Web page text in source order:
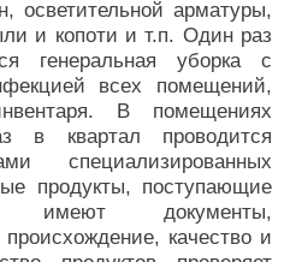
осветительной арматуры,
и копоти и т.п. Один раз
генеральная уборка с
всех помещений,
В помещениях
квартал проводится
специализированных
продукты, поступающие
имеют документы,
качество и